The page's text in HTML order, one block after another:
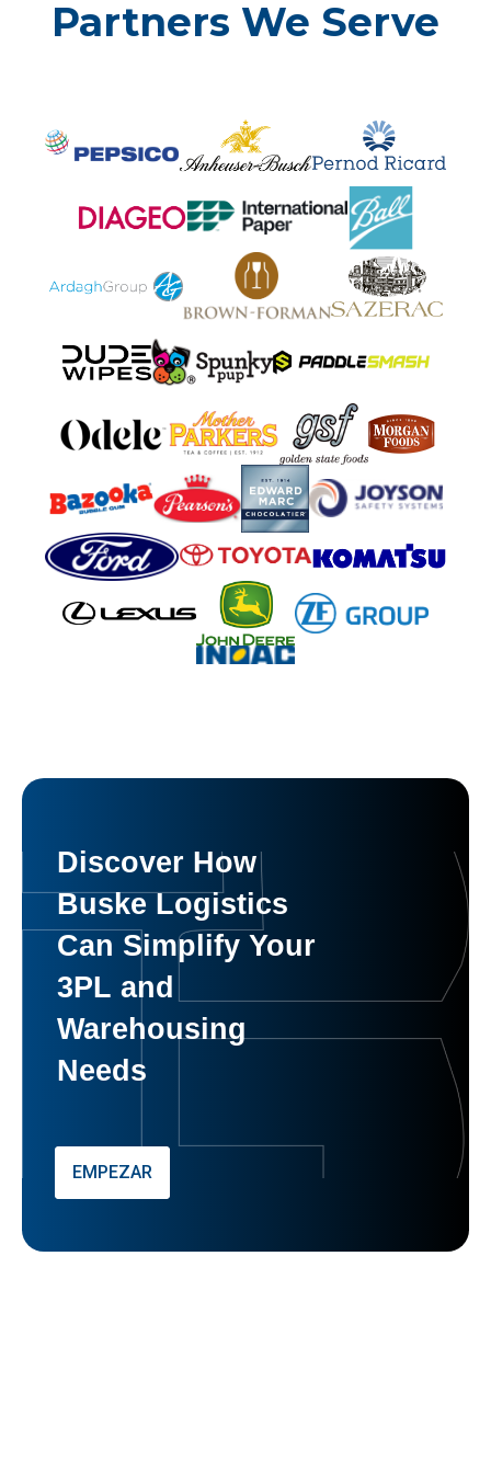
Partners We Serve
Discover How
Buske Logistics
Can Simplify Your
3PL and
Warehousing
Needs
EMPEZAR